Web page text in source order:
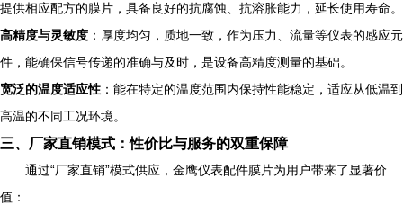
提供相应配方的膜片，具备良好的抗腐蚀、抗溶胀能力，延长使用寿命。
高精度与灵敏度 ：厚度均匀，质地一致，作为压力、流量等仪表的感应元
件，能确保信号传递的准确与及时，是设备高精度测量的基础。
宽泛的温度适应性 ：能在特定的温度范围内保持性能稳定，适应从低温到
高温的不同工况环境。
三、厂家直销模式：性价比与服务的双重保障
通过“厂家直销”模式供应，金鹰仪表配件膜片为用户带来了显著价
值：